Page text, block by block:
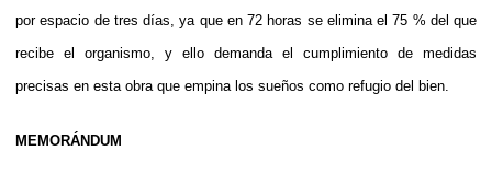
por espacio de tres días, ya que en 72 horas se elimina el 75 % del que
recibe el organismo, y ello demanda el cumplimiento de medidas
precisas en esta obra que empina los sueños como refugio del bien.
MEMORÁNDUM